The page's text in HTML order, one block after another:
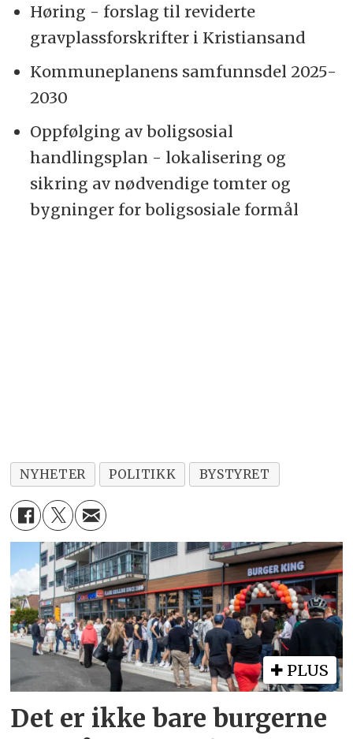
Høring - forslag til reviderte
gravplassforskrifter i Kristiansand
Kommuneplanens samfunnsdel 2025-
2030
Oppfølging av boligsosial
handlingsplan - lokalisering og
sikring av nødvendige tomter og
bygninger for boligsosiale formål
NYHETER POLITIKK BYSTYRET
PLUS
Det er ikke bare burgerne